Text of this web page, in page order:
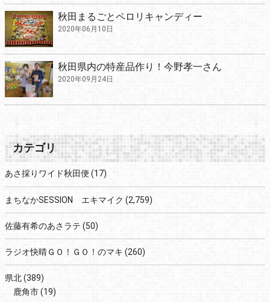
秋田まるごとペロリキャンディー
2020年06月10日
秋田県内の特産品作り！今野孝一さん
2020年09月24日
カテゴリ
あさ採りワイド秋田便 (17)
まちなかSESSION エキマイク (2,759)
佐藤有希のあさラテ (50)
ラジオ快晴ＧＯ！ＧＯ！のマキ (260)
県北(389)
鹿角市(19)